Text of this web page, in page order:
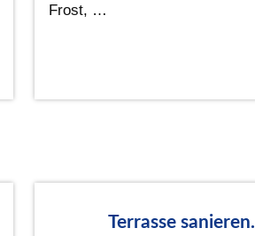
Frost, …
Terrasse sanieren.